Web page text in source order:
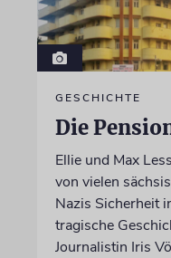
GESCHICHTE
Die
Ellie und Max
von vielen
Nazis Sicherheit
tragische
Journalistin Iris